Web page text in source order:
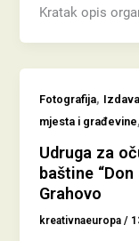
Kratak opis
Fotografija,
mjesta i građevine,
Udruga za
baštine
Grahovo
kreativnaeuropa/